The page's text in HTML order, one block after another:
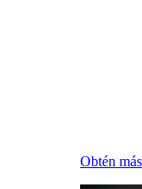
Obtén